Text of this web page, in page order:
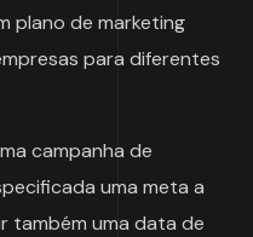
plano de marketing
para diferentes
campanha de
uma meta a
também uma data de